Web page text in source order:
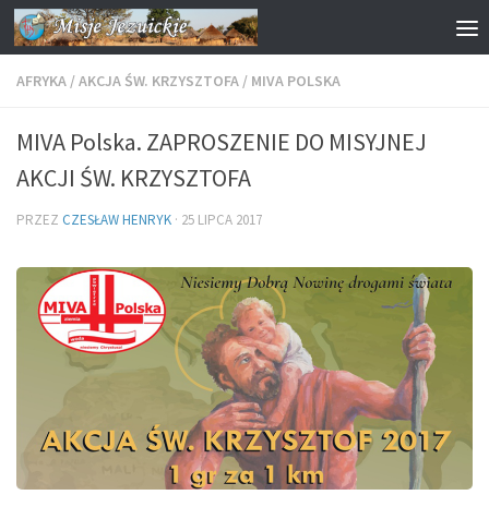
Przejdź do treści
AFRYKA /AKCJA ŚW. KRZYSZTOFA / MIVA POLSKA
MIVA Polska. ZAPROSZENIE DO MISYJNEJ
AKCJI ŚW. KRZYSZTOFA
PRZEZ CZESŁAW HENRYK · 25 LIPCA 2017